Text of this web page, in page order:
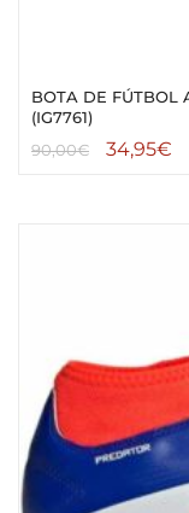
BOTA DE FÚTBOL
(IG7761)
90,00€ 34,95€